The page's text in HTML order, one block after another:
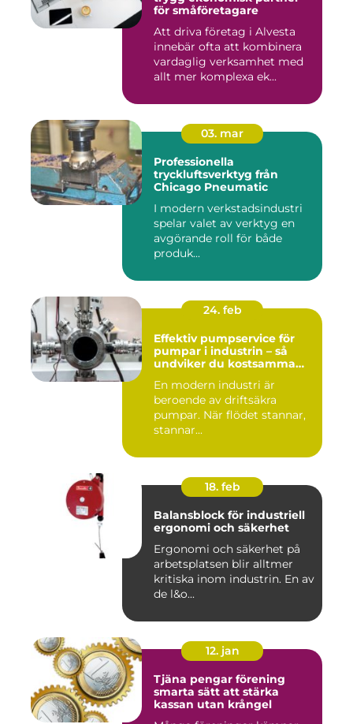
för småföretagare
Att driva företag i Alvesta
innebär ofta att kombinera
vardaglig verksamhet med
allt mer komplexa ek...
03. mar
Professionella
tryckluftsverktyg från
Chicago Pneumatic
I modern verkstadsindustri
spelar valet av verktyg en
avgörande roll för både
produk...
24. feb
Effektiv pumpservice för
pumpar i industrin – så
undviker du kostsamma
En modern industri är
beroende av driftsäkra
pumpar. När flödet stannar,
stannar...
18. feb
Balansblock för industriell
ergonomi och säkerhet
Ergonomi och säkerhet på
arbetsplatsen blir alltmer
kritiska inom industrin. En av
de l&o...
12. jan
Tjäna pengar förening
smarta sätt att stärka
kassan utan krångel